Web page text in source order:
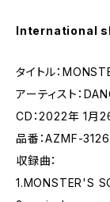
International
タイトル：
アーティスト：
CD：2022年 1月
品番：AZMF-3126
収録曲：
1.MONSTER'S